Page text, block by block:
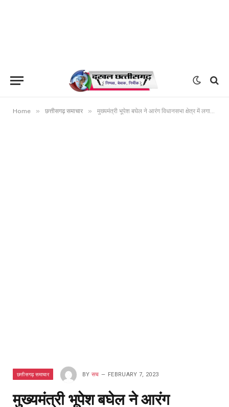
Home » छत्तीसगढ़ समाचार » मुख्यमंत्री भूपेश बघेल ने आरंग विधानसभा क्षेत्र में लगाई विकास कार्यों की झड़ी…… क्षेत्र में 86 करोड़ 66 लाख रुपये के विकास कार्यों का किया लोकार्पण एवं भूमिपूजन
छत्तीसगढ़ समाचार BY सच FEBRUARY 7, 2023
मुख्यमंत्री भूपेश बघेल ने आरंग